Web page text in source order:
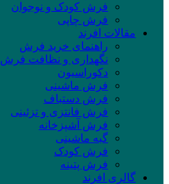
فرش کودک و نوجوان
فرش چاپی
مقالات افرند
راهنمای خرید فرش
نگهداری و نظافت فرش
دکوراسیون
فرش ماشینی
فرش دستباف
فرش فانتزی و تزئینی
فرش آشپزخانه
گبه ماشینی
فرش کودک
فرش پتینه
گالری افرند